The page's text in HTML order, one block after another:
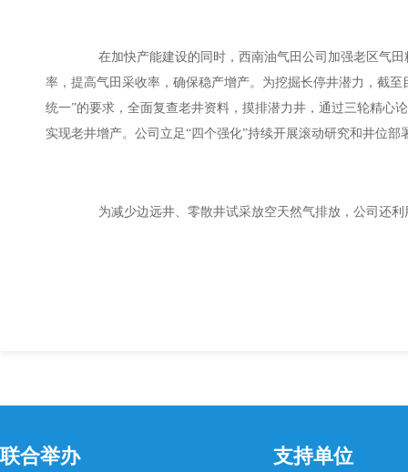
在加快产能建设的同时，西南油气田公司加强老区气田
率，提高气田采收率，确保稳产增产。为挖掘长停井潜力，截
统一”的要求，全面复查老井资料，摸排潜力井，通过三轮精心
实现老井增产。公司立足“四个强化”持续开展滚动研究和井位
为减少边远井、零散井试采放空天然气排放，公司还利
联合举办 支持单位